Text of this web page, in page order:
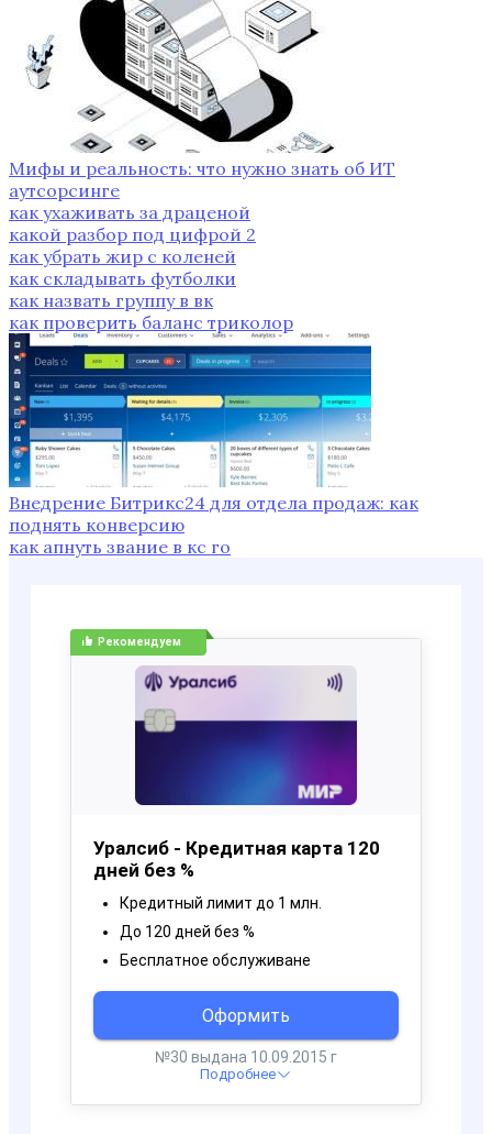
Мифы и реальность: что нужно знать об ИТ
аутсорсинге
как ухаживать за драценой
какой разбор под цифрой 2
как убрать жир с коленей
как складывать футболки
как назвать группу в вк
как проверить баланс триколор
Внедрение Битрикс24 для отдела продаж: как
поднять конверсию
как апнуть звание в кс го